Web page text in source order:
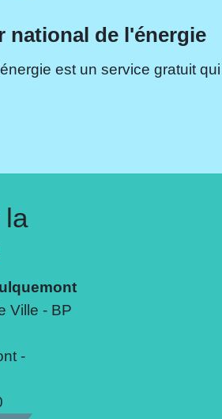
national de l'énergie
est un service gratuit
Ville - BP
-